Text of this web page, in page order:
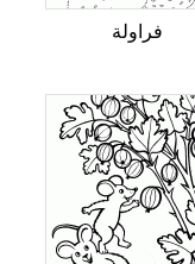
فراولة